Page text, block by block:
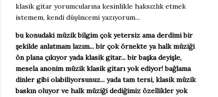
klasik gitar yorumcularına kesinlikle haksızlık etmek
istemem, kendi düşüncemi yazıyorum...
bu konudaki müzik bilgim çok yetersiz ama derdimi bir
şekilde anlatmam lazım... bir çok örnekte ya halk müziği
ön plana çıkıyor yada klasik gitar... bir başka deyişle,
mesela anonim müzik klasik gitarı yok ediyor! bağlama
dinler gibi olabiliyorsunuz... yada tam tersi, klasik müzik
baskın oluyor ve halk müziği dediğimiz özellikler yok